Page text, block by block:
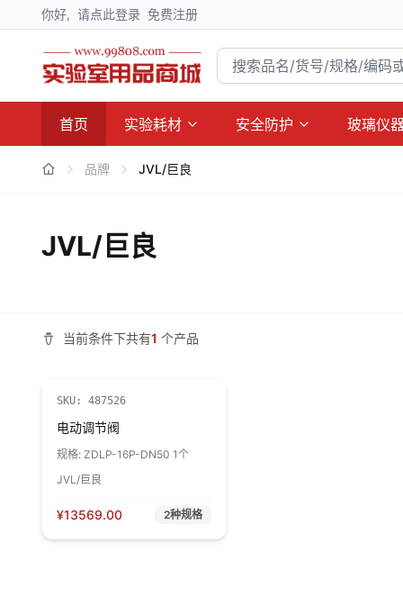
你好, 请点此登录 免费注册
首页 实验耗材 安全防护 玻璃仪
品牌 JVL/巨良
JVL/巨良
当前条件下共有1 个产品
SKU: 487526
电动调节阀
规格: ZDLP-16P-DN50 1个
JVL/巨良
¥13569.00 2种规格